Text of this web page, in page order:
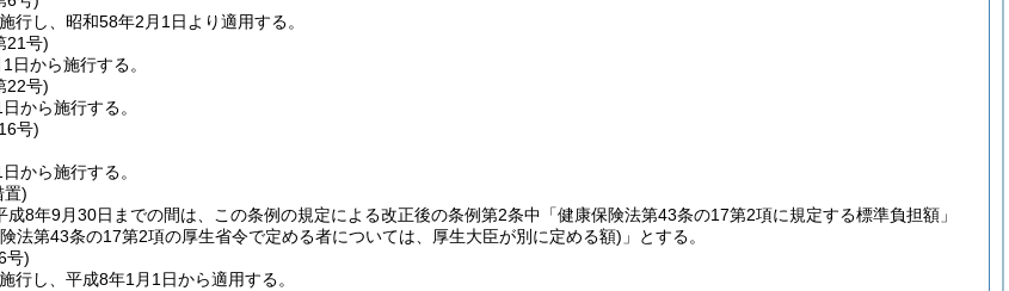
行し、昭和58年2月1日より適用する。
21号)
日から施行する。
22号)
から施行する。
号)
から施行する。
置)
成8年9月30日までの間は、この条例の規定による改正後の条例第2条中「健康保険法第43条の17第2項に規定する標準負担額」
法第43条の17第2項の厚生省令で定める者については、厚生大臣が別に定める額) 」とする。
号)
行し、平成8年1月1日から適用する。